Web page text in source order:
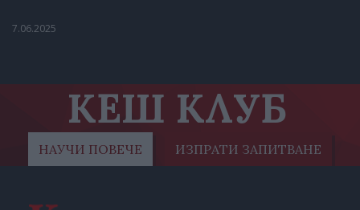
7.06.2025
КЕШ КЛУБ
НАУЧИ ПОВЕЧЕ ИЗПРАТИ ЗАПИТВАНЕ